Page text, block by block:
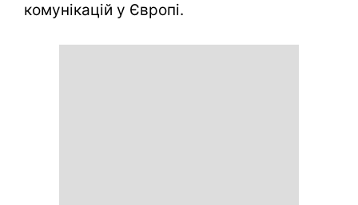
комунікацій у Європі.